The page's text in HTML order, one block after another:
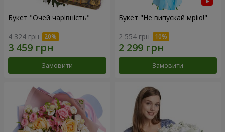
Букет "Очей чарівність"
4 324 грн
Замовити
Букет "Не випускай мрію!"
2 554 грн
Замовити